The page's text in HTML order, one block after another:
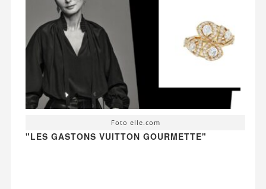
Foto elle.com
"LES GASTONS VUITTON GOURMETTE"